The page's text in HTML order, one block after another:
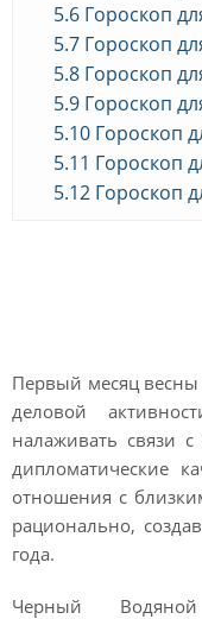
5.6 Гороскоп
5.7 Гороскоп
5.8 Гороскоп
5.9 Гороскоп
5.10 Гороскоп
5.11 Гороскоп
5.12 Гороскоп
Первый месяц
деловой
налаживать связи
дипломатические
отношения с
рационально,
года.
Черный